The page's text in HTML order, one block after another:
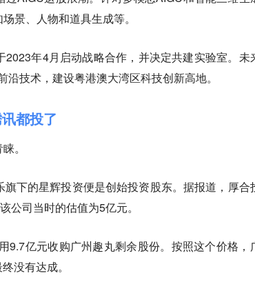
景、人物和道具生成等。
年4月启动战略合作，并决定共建实验室。未
技术，建设粤港澳大湾区科技创新高地。
都投了
。
下的星辉投资便是创始投资股东。据报道，厚合
公司当时的估值为5亿元。
9.7亿元收购广州趣丸剩余股份。按照这个价格，
没有达成。